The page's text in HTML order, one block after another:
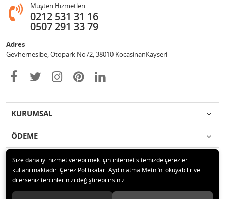
Müşteri Hizmetleri
0212 531 31 16
0507 291 33 79
Adres
Gevhernesibe, Otopark No72, 38010 KocasinanKayseri
KURUMSAL
ÖDEME
İLETİŞİM
© 2020 Çağrı Medikal Tekerlekli Sandalye Mağazası Tüm hakları saklıdır.
Size daha iyi hizmet verebilmek için internet sitemizde çerezler
kullanılmaktadır. Çerez Politikaları Aydınlatma Metni’ni okuyabilir ve
dilerseniz tercihlerinizi değiştirebilirsiniz.